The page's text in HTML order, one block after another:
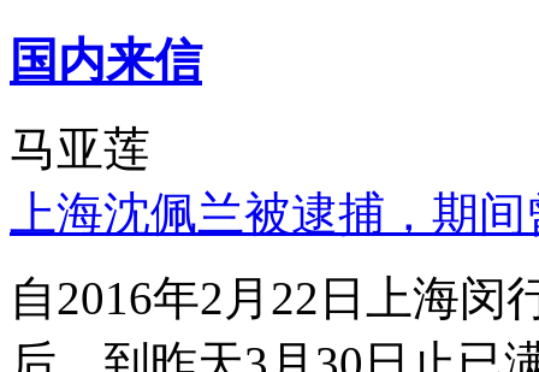
国内来信
马亚莲
上海沈佩兰被逮捕，期
自2016年2月22日上海